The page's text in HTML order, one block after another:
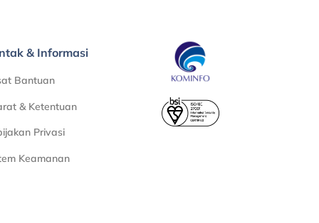
& Informasi
Bantuan
& Ketentuan
Privasi
Keamanan